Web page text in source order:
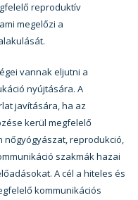
reproduktív
megelőzi a
vannak eljutni a
nyújtására. A
javítására, ha az
kerül megfelelő
nőgyógyászat, reprodukció,
szakmák hazai
A cél a hiteles és
kommunikációs